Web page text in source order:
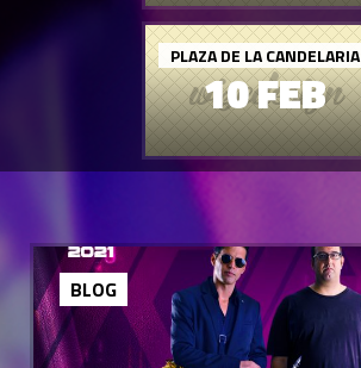
10 FEB
PLAZA DE LA CANDELARIA
BLOG